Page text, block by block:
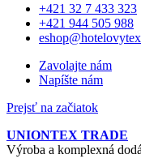
+421 32 7 433 323
+421 944 505 988
Zavolajte nám
Napíšte nám
Prejsť na začiatok
UNIONTEX TRADE
Výroba a komplexná